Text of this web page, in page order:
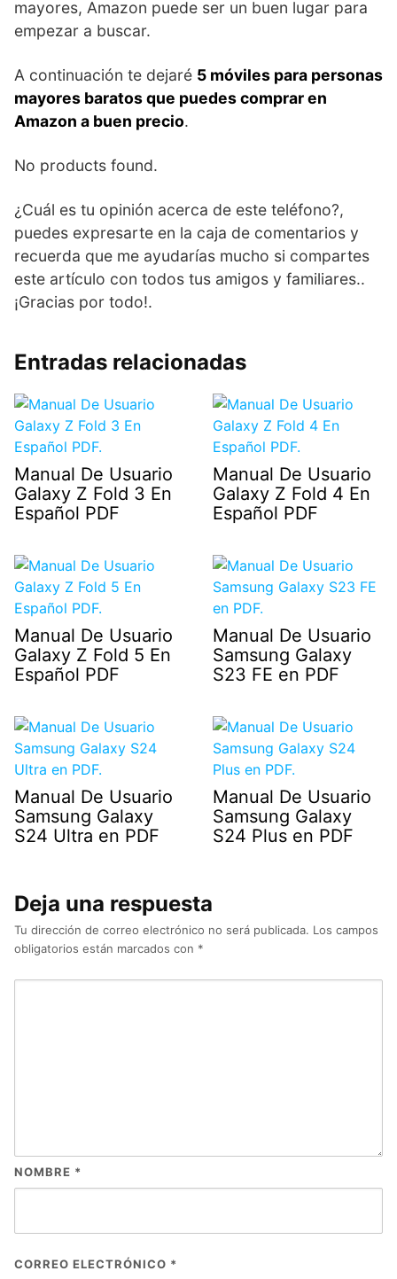
mayores, Amazon puede ser un buen lugar para
empezar a buscar.
A continuación te dejaré 5 móviles para personas
mayores baratos que puedes comprar en
Amazon a buen precio.
No products found.
¿Cuál es tu opinión acerca de este teléfono?,
puedes expresarte en la caja de comentarios y
recuerda que me ayudarías mucho si compartes
este artículo con todos tus amigos y familiares..
¡Gracias por todo!.
Entradas relacionadas
Manual De Usuario
Galaxy Z Fold 3 En
Español PDF
Manual De Usuario
Galaxy Z Fold 4 En
Español PDF
Manual De Usuario
Galaxy Z Fold 5 En
Español PDF
Manual De Usuario
Samsung Galaxy
S23 FE en PDF
Manual De Usuario
Samsung Galaxy
S24 Ultra en PDF
Manual De Usuario
Samsung Galaxy
S24 Plus en PDF
Deja una respuesta
Tu dirección de correo electrónico no será publicada. Los campos
obligatorios están marcados con *
NOMBRE *
CORREO ELECTRÓNICO *